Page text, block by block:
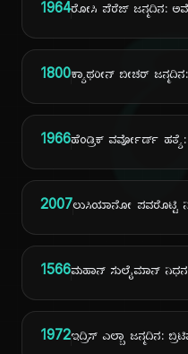
1964ರೋಸಿ ಪೆರೆಜ್ ಜನ್ಮದಿನ:
1800ಕ್ಯಾಥರೀನ್ ಬೀಚರ್
1966ಹೆಂಡ್ರಿಕ್ ವರ್ವೋರ್ಡ್ ಹತ್ಯೆ:
2007ಲುಸಿಯಾನೋ ಪವರೊಟ್ಟಿ
1566ಮಹಾನ್ ಸುಲೈಮಾನ್
1972ಇದ್ರಿಸ್ ಎಲ್ಬಾ ಜನ್ಮದಿನ: